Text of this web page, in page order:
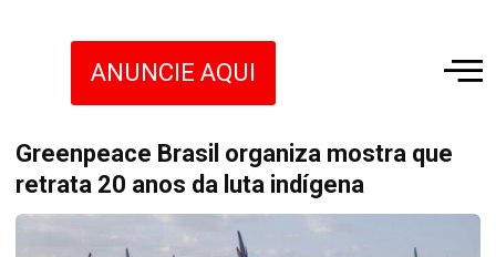
ANUNCIE AQUI
Greenpeace Brasil organiza mostra que
retrata 20 anos da luta indígena